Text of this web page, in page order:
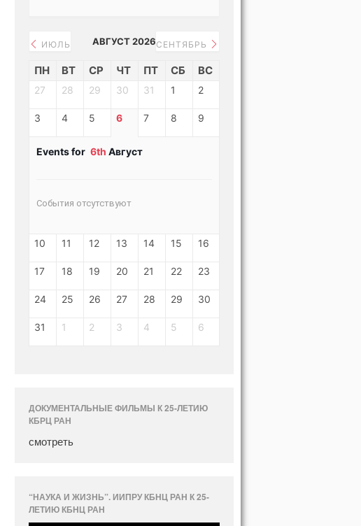
ИЮЛЬ АВГУСТ 2026СЕНТЯБРЬ
ПН ВТ СР ЧТ ПТ СБ ВС
27 28 29 30 31 1 2
3 4 5 6 7 8 9
Events for 6th Август
События отсутствуют
10 11 12 13 14 15 16
17 18 19 20 21 22 23
24 25 26 27 28 29 30
31 1 2 3 4 5 6
ДОКУМЕНТАЛЬНЫЕ ФИЛЬМЫ К 25-ЛЕТИЮ
КБРЦ РАН
смотреть
“НАУКА И ЖИЗНЬ”. ИИПРУ КБНЦ РАН К 25-
ЛЕТИЮ КБНЦ РАН